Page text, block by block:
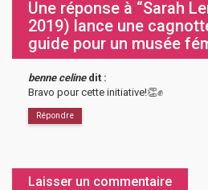
Une réponse à “Sarah
2019) lance une
guide pour un musée
benne celine dit :
Bravo pour cette initiative!👏✊
Répondre
Laisser un commentaire